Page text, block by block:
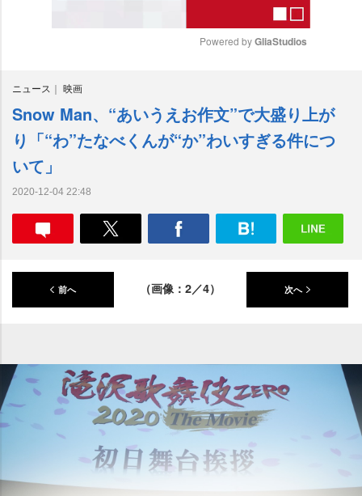
e
Powered by GliaStudios
ニュース 映画
Snow Man、“あいうえお作文”で大盛り上が
り「“わ”たなべくんが“か”わいすぎる件につ
いて」
2020-12-04 22:48
前へ （画像：2／4） 次へ